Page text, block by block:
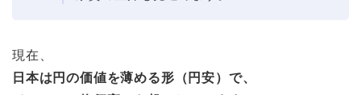
現在、
日本は円の価値を薄める形（円安）で、